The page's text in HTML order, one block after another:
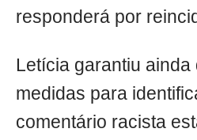
responderá por
Letícia garantiu ainda
medidas para
comentário racista